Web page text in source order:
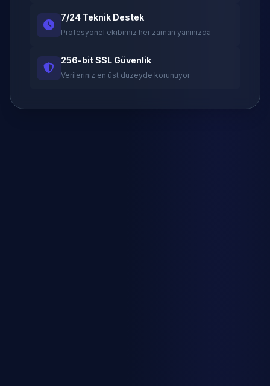
7/24 Teknik Destek
Profesyonel ekibimiz her zaman yanınızda
256-bit SSL Güvenlik
Verileriniz en üst düzeyde korunuyor